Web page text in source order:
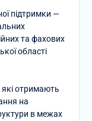
підтримки —
та фахових
області
отримають
на
в межах